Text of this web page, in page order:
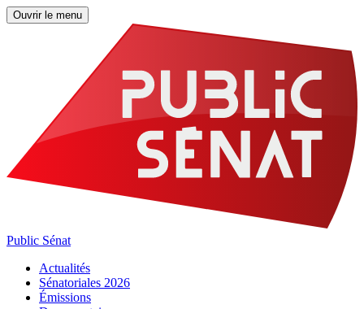
Ouvrir le menu
Public Sénat
Actualités
Sénatoriales 2026
Émissions